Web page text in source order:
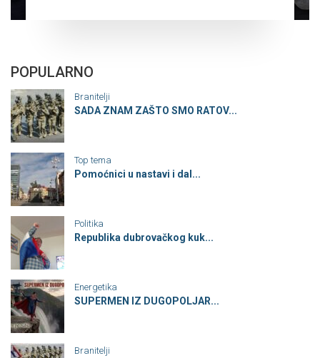
POPULARNO
Branitelji
SADA ZNAM ZAŠTO SMO RATOV...
Top tema
Pomoćnici u nastavi i dal...
Politika
Republika dubrovačkog kuk...
Energetika
SUPERMEN IZ DUGOPOLJAR...
Branitelji